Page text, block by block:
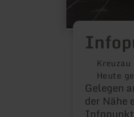
Kreuzau
Heute
Gelegen
der Nähe